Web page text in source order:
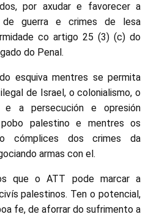
por axudar e favorecer a
de guerra e crimes de lesa
co artigo 25 (3) (c) do
do Penal.
esquiva mentres se permita
de Israel, o colonialismo, o
e a persecución e opresión
palestino e mentres os
cómplices dos crimes da
armas con el.
que o ATT pode marcar a
palestinos. Ten o potencial,
fe, de aforrar do sufrimento a